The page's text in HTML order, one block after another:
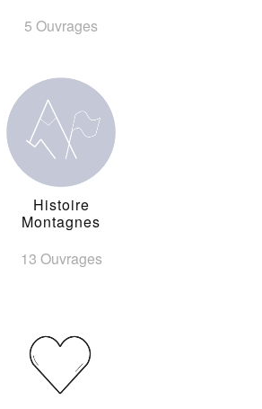
5 Ouvrages
Histoire
Montagnes
13 Ouvrages